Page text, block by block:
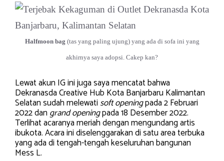
Halfmoon bag (tas yang paling ujung) yang ada di sofa ini yang
akhirnya saya adopsi. Cakep kan?
Lewat akun IG ini juga saya mencatat bahwa
Dekranasda Creative Hub Kota Banjarbaru Kalimantan
Selatan sudah melewati soft openingpada 2 Februari
2022 dangrand openingpada 18 Desember 2022.
Terlihat acaranya meriah dengan mengundang artis
ibukota. Acara ini diselenggarakan di satu area terbuka
yang ada di tengah-tengah keseluruhan bangunan
Mess L.